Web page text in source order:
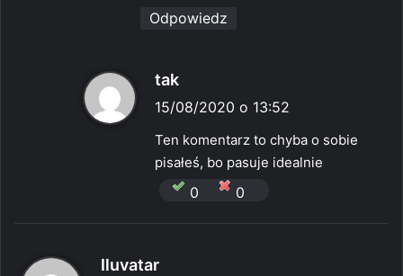
Odpowiedz
tak
i
z
e
15/08/2020 o 13:52
Ten komentarz to chyba o sobie
pisałeś, bo pasuje idealnie
0 0
Iluvatar